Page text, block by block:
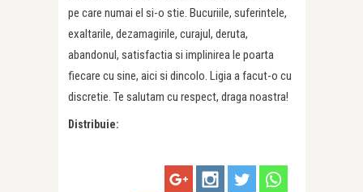
pe care numai el si-o stie. Bucuriile, suferintele,
exaltarile, dezamagirile, curajul, deruta,
abandonul, satisfactia si implinirea le poarta
fiecare cu sine, aici si dincolo. Ligia a facut-o cu
discretie. Te salutam cu respect, draga noastra!
Distribuie: